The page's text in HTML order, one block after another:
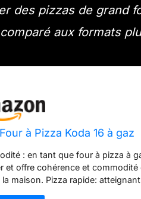
des pizzas de grand
aux formats
à Pizza Koda 16 à gaz
: en tant que four à pizza à
et offre cohérence et
maison. Pizza rapide: